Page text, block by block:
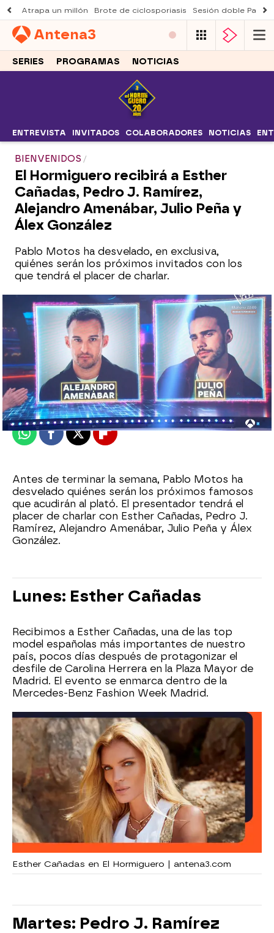
Atrapa un millón Brote de ciclosporiasis Sesión doble
Antena3
SERIES PROGRAMAS NOTICIAS
ENTREVISTA INVITADOS COLABORADORES NOTICIAS
BIENVENIDOS
El Hormiguero recibirá a Esther
Cañadas, Pedro J. Ramírez,
Alejandro Amenábar, Julio Peña y
Álex González
Pablo Motos ha desvelado, en exclusiva,
quiénes serán los próximos invitados con los
que tendrá el placer de charlar.
Roberto Fernández Ferreira
Publicado:18 de septiembre de 2025, 22:02
WhatsappFacebook
X Flipboard
Antes de terminar la semana, Pablo Motos ha
desvelado quiénes serán los próximos famosos
que acudirán al plató. El presentador tendrá el
placer de charlar con Esther Cañadas, Pedro J.
Ramírez, Alejandro Amenábar, Julio Peña y Álex
González.
Lunes: Esther Cañadas
Recibimos a Esther Cañadas, una de las top
model españolas más importantes de nuestro
país, pocos días después de protagonizar el
desfile de Carolina Herrera en la Plaza Mayor de
Madrid. El evento se enmarca dentro de la
Mercedes-Benz Fashion Week Madrid.
Esther Cañadas en El Hormiguero | antena3.com
Martes: Pedro J. Ramírez